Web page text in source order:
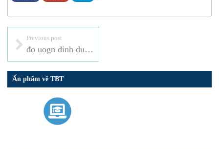
Previous post
đo uogn dinh duong
Ấn phẩm về TBT